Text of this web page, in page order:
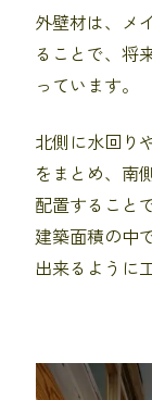
外壁材は、メ
ることで、将
っています。
北側に水回り
をまとめ、南
配置すること
建築面積の中
出来るように